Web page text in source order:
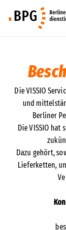
Die VISSIO
und
Berliner
Die VISSIO
Dazu gehört,
Lieferketten,